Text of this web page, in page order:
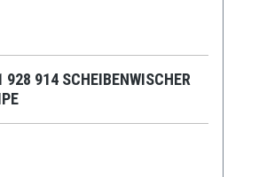
928 914 SCHEIBENWISCHER